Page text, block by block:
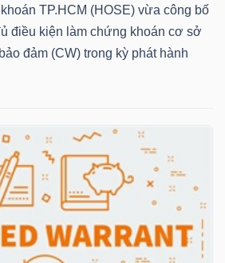
TP.HCM (HOSE) vừa công bố
điều kiện làm chứng khoán cơ sở
đảm (CW) trong kỳ phát hành